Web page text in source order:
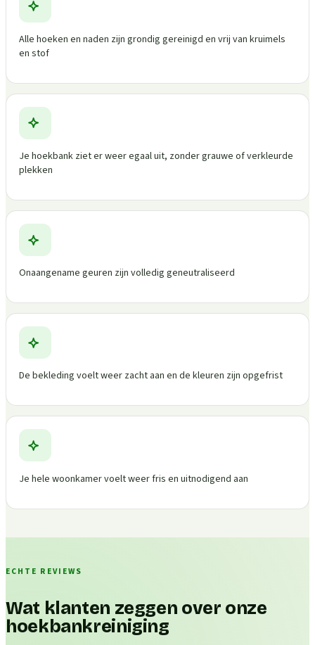
Alle hoeken en naden zijn grondig gereinigd en vrij van kruimels
en stof
Je hoekbank ziet er weer egaal uit, zonder grauwe of verkleurde
plekken
Onaangename geuren zijn volledig geneutraliseerd
De bekleding voelt weer zacht aan en de kleuren zijn opgefrist
Je hele woonkamer voelt weer fris en uitnodigend aan
ECHTE REVIEWS
Wat klanten zeggen over onze
hoekbankreiniging